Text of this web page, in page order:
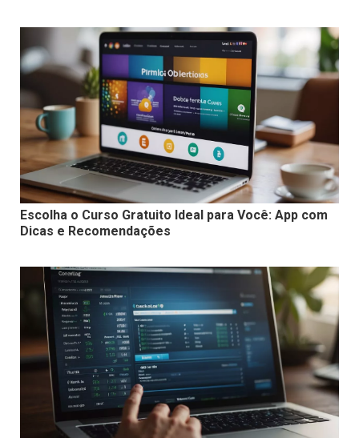
Escolha o Curso Gratuito Ideal para Você: App com
Dicas e Recomendações